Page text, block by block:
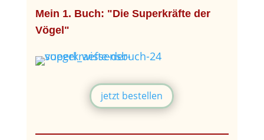
Mein 1. Buch: "Die Superkräfte der
Vögel"
jetzt bestellen